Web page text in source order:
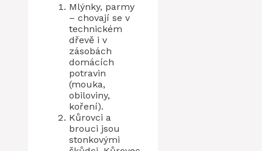
Mlýnky, parmy
– chovají se v
technickém
dřevě i v
zásobách
domácích
potravin
(mouka,
obiloviny,
koření).
Kůrovci a
brouci jsou
stonkovými